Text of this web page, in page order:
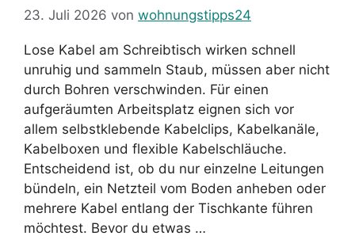
23. Juli 2026 von wohnungstipps24
Lose Kabel am Schreibtisch wirken schnell
unruhig und sammeln Staub, müssen aber nicht
durch Bohren verschwinden. Für einen
aufgeräumten Arbeitsplatz eignen sich vor
allem selbstklebende Kabelclips, Kabelkanäle,
Kabelboxen und flexible Kabelschläuche.
Entscheidend ist, ob du nur einzelne Leitungen
bündeln, ein Netzteil vom Boden anheben oder
mehrere Kabel entlang der Tischkante führen
möchtest. Bevor du etwas …